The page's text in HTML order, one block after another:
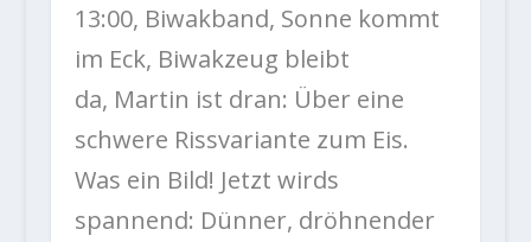
13:00, Biwakband, Sonne kommt
im Eck, Biwakzeug bleibt
da, Martin ist dran: Über eine
schwere Rissvariante zum Eis.
Was ein Bild! Jetzt wirds
spannend: Dünner, dröhnender